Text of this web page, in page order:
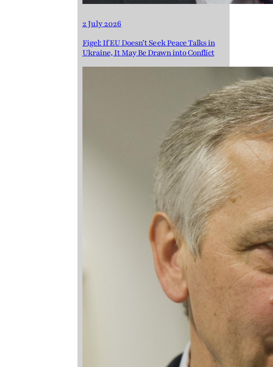
2 July 2026
Figel: If EU Doesn’t Seek Peace Talks in
Ukraine, It May Be Drawn into Conflict